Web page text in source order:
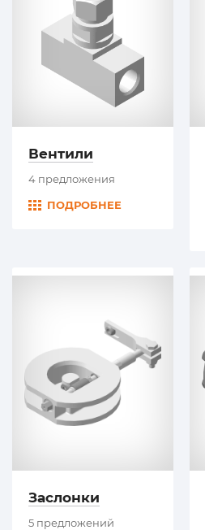
Вентили
4 предложения
ПОДРОБНЕЕ
Заслонки
5 предложений